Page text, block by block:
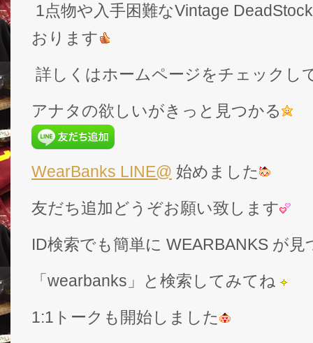
1点物や入手困難なVintage
おります
詳しくはホームページをチェックし
アナタの欲しいがきっと見つかる
WearBanks LINE@ 始めました
友だち追加どうぞお願い致します
ID検索でも簡単に WEARBANKS が
「wearbanks」と検索してみてね
1:1トークも開始しました